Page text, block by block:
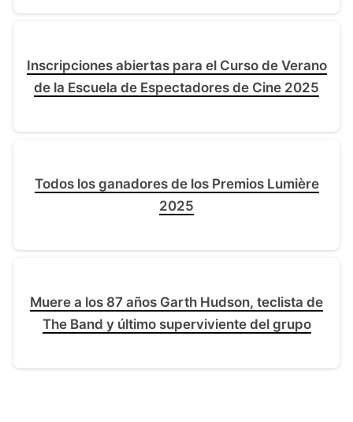
Inscripciones abiertas para el Curso de Verano
de la Escuela de Espectadores de Cine 2025
Todos los ganadores de los Premios Lumière
2025
Muere a los 87 años Garth Hudson, teclista de
The Band y último superviviente del grupo